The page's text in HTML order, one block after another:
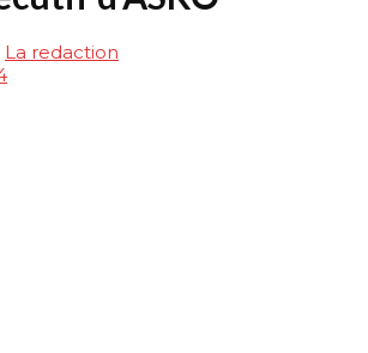
La redaction